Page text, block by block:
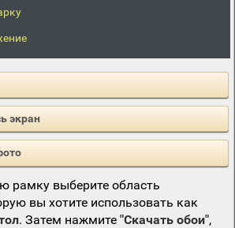
экран
рамку выберите область
вы хотите использовать как
. Затем нажмите "Скачать обои",